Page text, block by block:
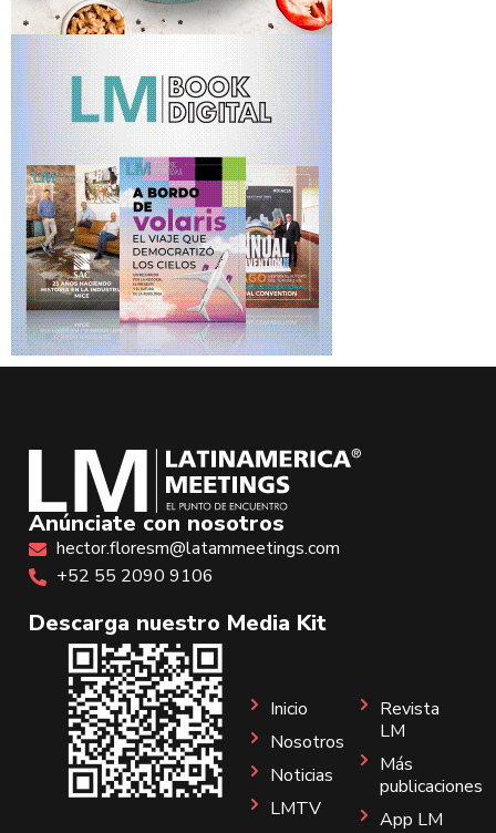
Anúnciate con nosotros
hector.floresm@latammeetings.com
+52 55 2090 9106
Descarga nuestro Media Kit
Inicio
Nosotros
Noticias
LMTV
Revista
LM
Más
publicaciones
App LM